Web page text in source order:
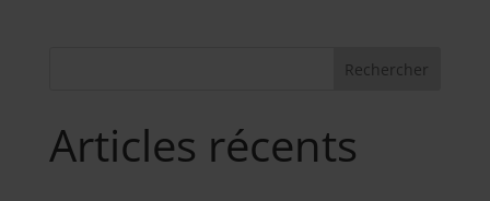
Rechercher
Articles récents